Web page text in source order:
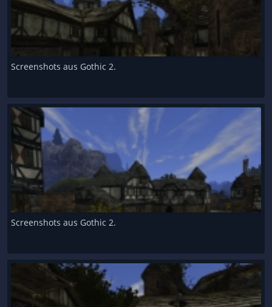
Screenshots aus Gothic 2.
Screenshots aus Gothic 2.